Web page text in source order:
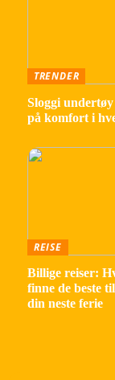
TRENDER
Sloggi
på komfort i
REISE
Billige reiser:
finne de beste
din neste ferie